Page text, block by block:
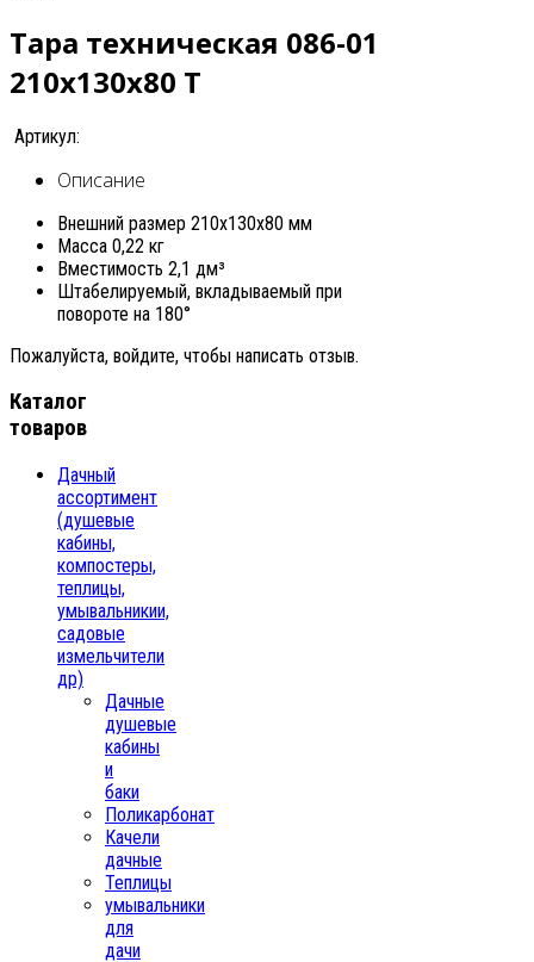
Тара техническая 086-01
210x130x80 T
Артикул:
Описание
Внешний размер 210х130х80 мм
Масса 0,22 кг
Вместимость 2,1 дм³
Штабелируемый, вкладываемый при
повороте на 180°
Пожалуйста, войдите, чтобы написать отзыв.
Каталог
товаров
Дачный
ассортимент
(душевые
кабины,
компостеры,
теплицы,
умывальникии,
садовые
измельчители
др)
Дачные
душевые
кабины
и
баки
Поликарбонат
Качели
дачные
Теплицы
умывальники
для
дачи